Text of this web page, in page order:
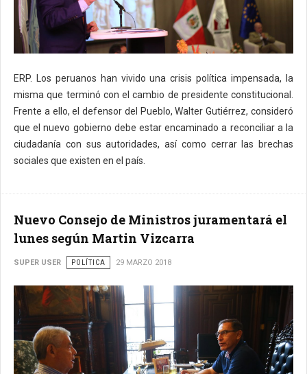
ERP. Los peruanos han vivido una crisis política impensada, la
misma que terminó con el cambio de presidente constitucional.
Frente a ello, el defensor del Pueblo, Walter Gutiérrez, consideró
que el nuevo gobierno debe estar encaminado a reconciliar a la
ciudadanía con sus autoridades, así como cerrar las brechas
sociales que existen en el país.
Nuevo Consejo de Ministros juramentará el
lunes según Martin Vizcarra
SUPER USER POLÍTICA 29 MARZO 2018